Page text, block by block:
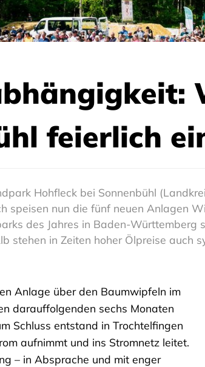
feierlich
Hohfleck bei Sonnenbühl
nun die fünf neuen Anlagen
des Jahres in Baden-Württemberg
stehen in Zeiten hoher Ölpreise auch
Anlage über den Baumwipfeln im
darauffolgenden sechs Monaten
Schluss entstand in Trochtelfingen
aufnimmt und ins Stromnetz leitet.
– in Absprache und mit enger